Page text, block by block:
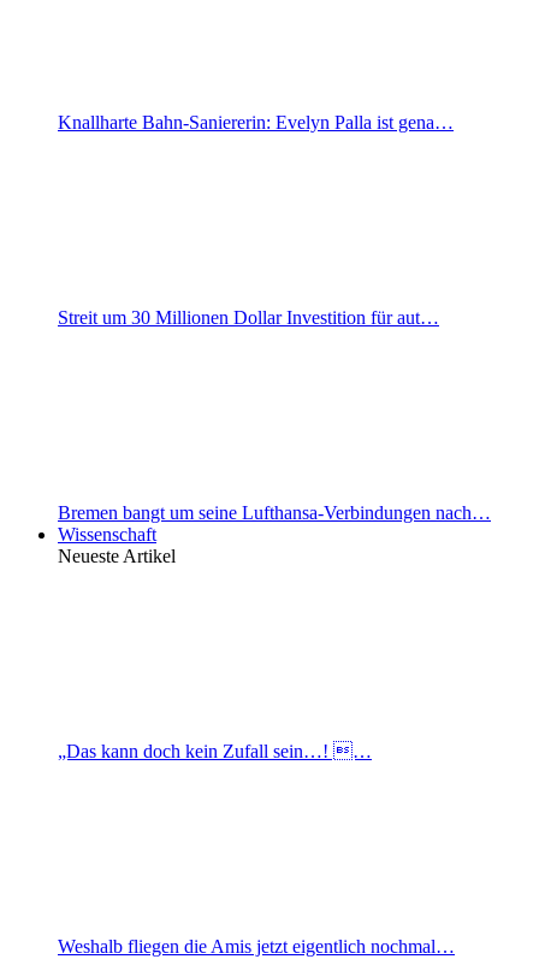
Knallharte Bahn-Saniererin: Evelyn Palla ist gena…
Streit um 30 Millionen Dollar Investition für aut…
Bremen bangt um seine Lufthansa-Verbindungen nach…
Wissenschaft
Neueste Artikel
„Das kann doch kein Zufall sein…! …
Weshalb fliegen die Amis jetzt eigentlich nochmal…